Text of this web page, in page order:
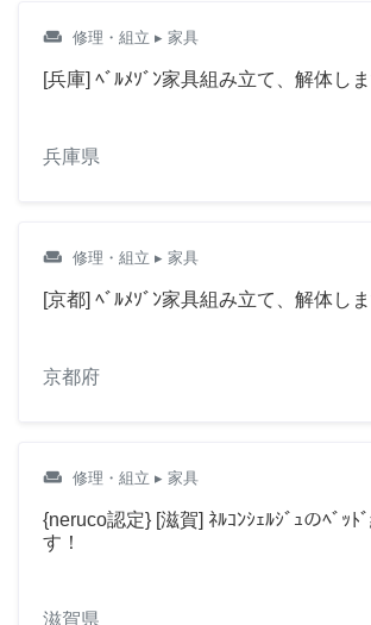
weekend 修理・組立 ▸ 家具
[兵庫] ﾍﾞﾙﾒｿﾞﾝ家具組み立て、解体しま
兵庫県
weekend 修理・組立 ▸ 家具
[京都] ﾍﾞﾙﾒｿﾞﾝ家具組み立て、解体しま
京都府
weekend 修理・組立 ▸ 家具
{neruco認定} [滋賀] ﾈﾙｺﾝｼｪﾙｼﾞｭのﾍﾞｯﾄ
す！
滋賀県